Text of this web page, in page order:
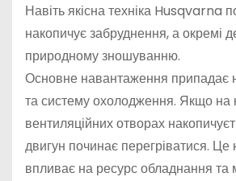
Навіть якісна техніка Husqvarna
накопичує забруднення, а окремі
природному зношуванню.
Основне навантаження припадає
та систему охолодження. Якщо на
вентиляційних отворах
двигун починає перегріватися. Це
впливає на ресурс обладнання та